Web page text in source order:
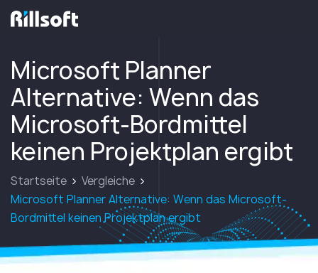
Microsoft Planner
Alternative: Wenn das
Microsoft-Bordmittel
keinen Projektplan ergibt
Startseite
Vergleiche
Microsoft Planner Alternative: Wenn das Microsoft-
Bordmittel keinen Projektplan ergibt